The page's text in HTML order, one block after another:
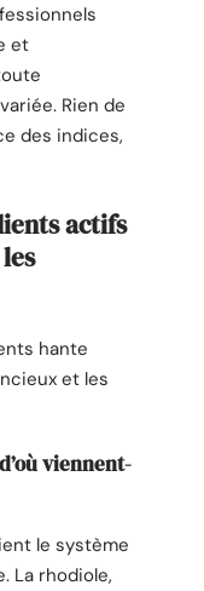
et
Rien de
des indices,
actifs
hante
et les
viennent-
le système
La rhodiole,